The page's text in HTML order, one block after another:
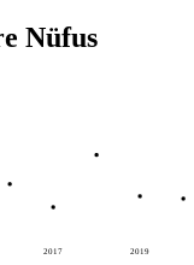
Nüfus
2017 2019